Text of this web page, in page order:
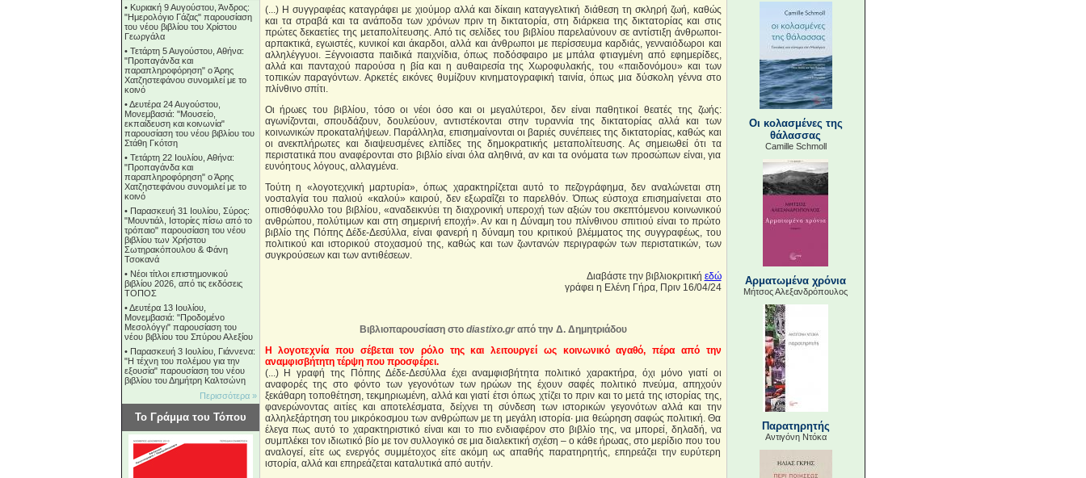
• Κυριακή 9 Αυγούστου, Άνδρος:
"Ημερολόγιο Γάζας" παρουσίαση
του νέου βιβλίου του Χρίστου
Γεωργάλα
• Τετάρτη 5 Αυγούστου, Αθήνα:
"Προπαγάνδα και
παραπληροφόρηση" ο Άρης
Χατζηστεφάνου συνομιλεί με το
κοινό
•Δευτέρα 24 Αυγούστου,
Μονεμβασιά: "Μουσείο,
εκπαίδευση και κοινωνία"
παρουσίαση του νέου βιβλίου του
Στάθη Γκότση
• Τετάρτη 22 Ιουλίου, Αθήνα:
"Προπαγάνδα και
παραπληροφόρηση" ο Άρης
Χατζηστεφάνου συνομιλεί με το
κοινό
• Παρασκευή 31 Ιουλίου, Σύρος:
"Μουντιάλ, Ιστορίες πίσω από το
τρόπαιο" παρουσίαση του νέου
βιβλίου των Χρήστου
Σωτηρακόπουλου & Φάνη
Τσοκανά
• Νέοι τίτλοι επιστημονικού
βιβλίου 2026, από τις εκδόσεις
ΤΟΠΟΣ
•Δευτέρα 13 Ιουλίου,
Μονεμβασιά: "Προδομένο
Μεσολόγγι" παρουσίαση του
νέου βιβλίου του Σπύρου Αλεξίου
• Παρασκευή 3 Ιουλίου, Γιάννενα:
"Η τέχνη του πολέμου για την
εξουσία" παρουσίαση του νέου
βιβλίου του Δημήτρη Καλτσώνη
Περισσότερα »
Το Γράμμα του Τόπου
(...) Η συγγραφέας καταγράφει με χιούμορ αλλά και δίκαιη καταγγελτική διάθεση τη σκληρή ζωή, καθώς
και τα στραβά και τα ανάποδα των χρόνων πριν τη δικτατορία, στη διάρκεια της δικτατορίας και στις
πρώτες δεκαετίες της μεταπολίτευσης. Από τις σελίδες του βιβλίου παρελαύνουν σε αντίστιξη άνθρωποι-
αρπακτικά, εγωιστές, κυνικοί και άκαρδοι, αλλά και άνθρωποι με περίσσευμα καρδιάς, γενναιόδωροι και
αλληλέγγυοι. Ξέγνοιαστα παιδικά παιχνίδια, όπως ποδόσφαιρο με μπάλα φτιαγμένη από εφημερίδες,
αλλά και πανταχού παρούσα η βία και η αυθαιρεσία της Χωροφυλακής, του «παιδονόμου» και των
τοπικών παραγόντων. Αρκετές εικόνες θυμίζουν κινηματογραφική ταινία, όπως μια δύσκολη γέννα στο
πλίνθινο σπίτι.
Οι ήρωες του βιβλίου, τόσο οι νέοι όσο και οι μεγαλύτεροι, δεν είναι παθητικοί θεατές της ζωής:
αγωνίζονται, σπουδάζουν, δουλεύουν, αντιστέκονται στην τυραννία της δικτατορίας αλλά και των
κοινωνικών προκαταλήψεων. Παράλληλα, επισημαίνονται οι βαριές συνέπειες της δικτατορίας, καθώς και
οι ανεκπλήρωτες και διαψευσμένες ελπίδες της δημοκρατικής μεταπολίτευσης. Ας σημειωθεί ότι τα
περιστατικά που αναφέρονται στο βιβλίο είναι όλα αληθινά, αν και τα ονόματα των προσώπων είναι, για
ευνόητους λόγους, αλλαγμένα.
Τούτη η «λογοτεχνική μαρτυρία», όπως χαρακτηρίζεται αυτό το πεζογράφημα, δεν αναλώνεται στη
νοσταλγία του παλιού «καλού» καιρού, δεν εξωραΐζει το παρελθόν. Όπως εύστοχα επισημαίνεται στο
οπισθόφυλλο του βιβλίου, «αναδεικνύει τη διαχρονική υπεροχή των αξιών του σκεπτόμενου κοινωνικού
ανθρώπου, πολύτιμων και στη σημερινή εποχή». Αν και η Δύναμη του πλίνθινου σπιτιού είναι το πρώτο
βιβλίο της Πόπης Δέδε-Δεσύλλα, είναι φανερή η δύναμη του κριτικού βλέμματος της συγγραφέως, του
πολιτικού και ιστορικού στοχασμού της, καθώς και των ζωντανών περιγραφών των περιστατικών, των
συγκρούσεων και των αντιθέσεων.
Διαβάστε την βιβλιοκριτική εδώ
γράφει η Ελένη Γήρα, Πριν 16/04/24
Βιβλιοπαρουσίαση στο diastixo.gr από την Δ. Δημητριάδου
Η λογοτεχνία που σέβεται τον ρόλο της και λειτουργεί ως κοινωνικό αγαθό, πέρα από την
αναμφισβήτητη τέρψη που προσφέρει.
(...) Η γραφή της Πόπης Δέδε-Δεσύλλα έχει αναμφισβήτητα πολιτικό χαρακτήρα, όχι μόνο γιατί οι
αναφορές της στο φόντο των γεγονότων των ηρώων της έχουν σαφές πολιτικό πνεύμα, απηχούν
ξεκάθαρη τοποθέτηση, τεκμηριωμένη, αλλά και γιατί έτσι όπως χτίζει το πριν και το μετά της ιστορίας της,
φανερώνοντας αιτίες και αποτελέσματα, δείχνει τη σύνδεση των ιστορικών γεγονότων αλλά και την
αλληλεξάρτηση του μικρόκοσμου των ανθρώπων με τη μεγάλη ιστορία· μια θεώρηση σαφώς πολιτική. Θα
έλεγα πως αυτό το χαρακτηριστικό είναι και το πιο ενδιαφέρον στο βιβλίο της, να μπορεί, δηλαδή, να
συμπλέκει τον ιδιωτικό βίο με τον συλλογικό σε μια διαλεκτική σχέση – ο κάθε ήρωας, στο μερίδιο που του
αναλογεί, είτε ως ενεργός συμμέτοχος είτε ακόμη ως απαθής παρατηρητής, επηρεάζει την ευρύτερη
ιστορία, αλλά και επηρεάζεται καταλυτικά από αυτήν.
Οι κολασμένες της
θάλασσας
Camille Schmoll
Αρματωμένα χρόνια
Μήτσος Αλεξανδρόπουλος
Παρατηρητής
Αντιγόνη Ντόκα